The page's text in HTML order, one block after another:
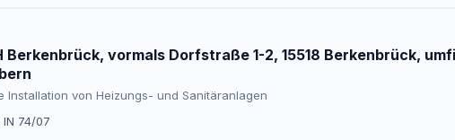
Berkenbrück, vormals Dorfstraße 1-2, 15518 Berkenbrück,
von Heizungs- und Sanitäranlagen
IN 74/07